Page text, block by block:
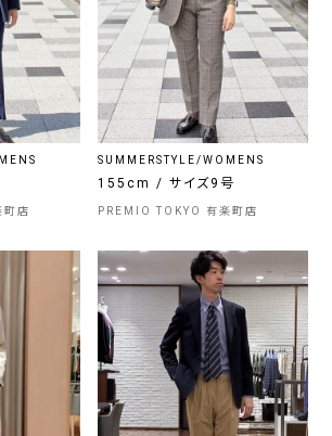
町店
SUMMERSTYLE/WOMENS
155cm / サイズ9号
PREMIO TOKYO 有楽町店